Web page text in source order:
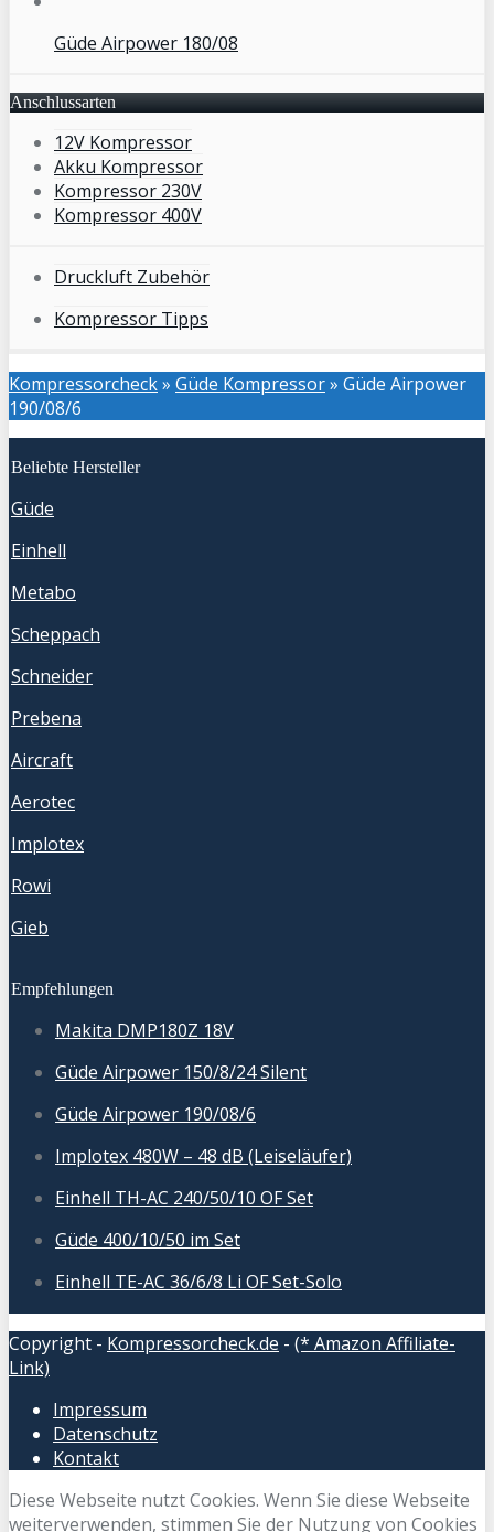
Güde Airpower 180/08
Anschlussarten
12V Kompressor
Akku Kompressor
Kompressor 230V
Kompressor 400V
Druckluft Zubehör
Kompressor Tipps
Kompressorcheck» Güde Kompressor» Güde Airpower
190/08/6
Beliebte Hersteller
Güde
Einhell
Metabo
Scheppach
Schneider
Prebena
Aircraft
Aerotec
Implotex
Rowi
Gieb
Empfehlungen
Makita DMP180Z 18V
Güde Airpower 150/8/24 Silent
Güde Airpower 190/08/6
Implotex 480W – 48 dB (Leiseläufer)
Einhell TH-AC 240/50/10 OF Set
Güde 400/10/50 im Set
Einhell TE-AC 36/6/8 Li OF Set-Solo
Copyright - Kompressorcheck.de - (* Amazon Affiliate-
Link)
Impressum
Datenschutz
Kontakt
Diese Webseite nutzt Cookies. Wenn Sie diese Webseite
weiterverwenden, stimmen Sie der Nutzung von Cookies